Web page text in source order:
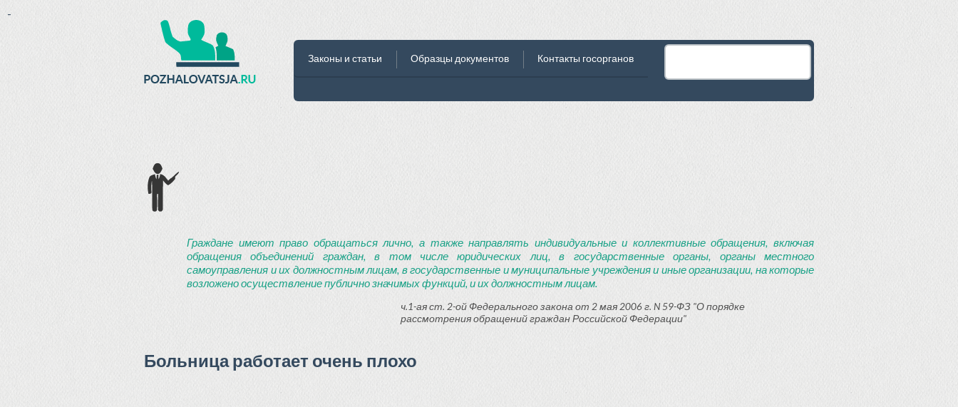
Законы и статьи Образцы документов Контакты госорганов
Граждане имеют право обращаться лично, а также направлять индивидуальные и коллективные обращения, включая
обращения объединений граждан, в том числе юридических лиц, в государственные органы, органы местного
самоуправления и их должностным лицам, в государственные и муниципальные учреждения и иные организации, на которые
возложено осуществление публично значимых функций, и их должностным лицам.
ч.1-ая ст. 2-ой Федерального закона от 2 мая 2006 г. N 59-ФЗ "О порядке
рассмотрения обращений граждан Российской Федерации"
Больница работает очень плохо
-